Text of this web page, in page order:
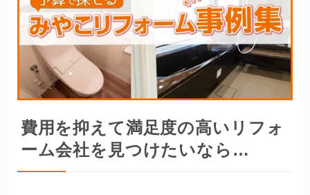
費用を抑えて満足度の高いリフォ
ーム会社を見つけたいなら…